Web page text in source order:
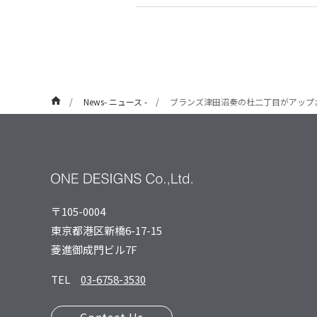
News- ニュース - ブランズ津田沼奏の杜二丁目がアップ
〒105-0004
東京都港区新橋6-17-15
菱進御成⾨ビル7F
TEL
03-6758-3530